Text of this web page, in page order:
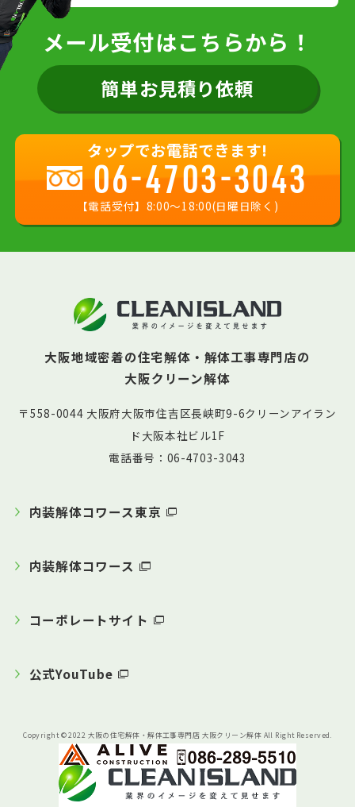
メール受付はこちらから！
簡単お見積り依頼
タップでお電話できます!
06-4703-3043
【電話受付】8:00〜18:00(日曜日除く)
大阪地域密着の住宅解体・解体工事専門店の
大阪クリーン解体
〒558-0044 大阪府大阪市住吉区長峡町9-6クリーンアイラン
ド大阪本社ビル1F
電話番号：06-4703-3043
内装解体コワース東京
内装解体コワース
コーポレートサイト
公式YouTube
Copyright © 2022 大阪の住宅解体・解体工事専門店 大阪クリーン解体 All Right Reserved.